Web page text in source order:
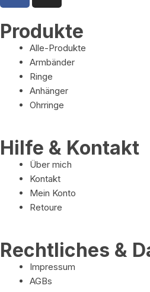
Produkte
Alle-Produkte
Armbänder
Ringe
Anhänger
Ohrringe
Hilfe & Kontakt
Über mich
Kontakt
Mein Konto
Retoure
Rechtliches &
Impressum
AGBs